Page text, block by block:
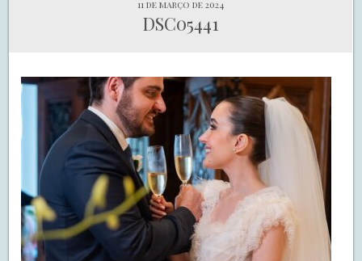
11 de março de 2024
DSC05441